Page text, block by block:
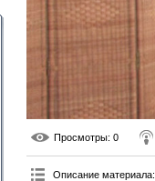
Просмотры: 0
Описание материала: